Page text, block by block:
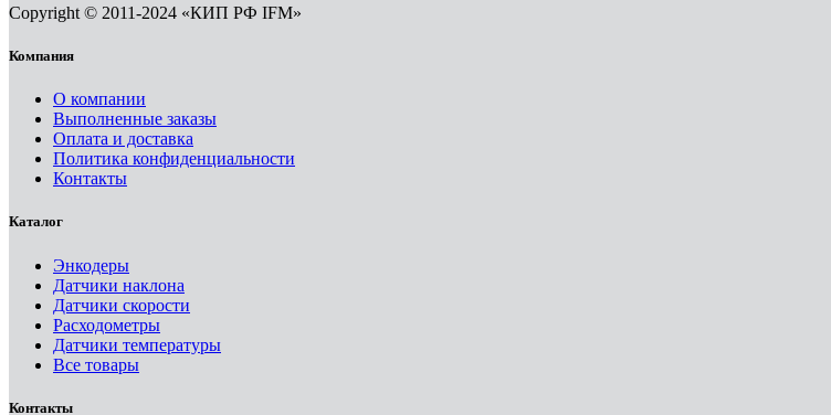
Copyright © 2011-2024 «КИП РФ IFM»
Компания
О компании
Выполненные заказы
Оплата и доставка
Политика конфиденциальности
Контакты
Каталог
Энкодеры
Датчики наклона
Датчики скорости
Расходометры
Датчики температуры
Все товары
Контакты